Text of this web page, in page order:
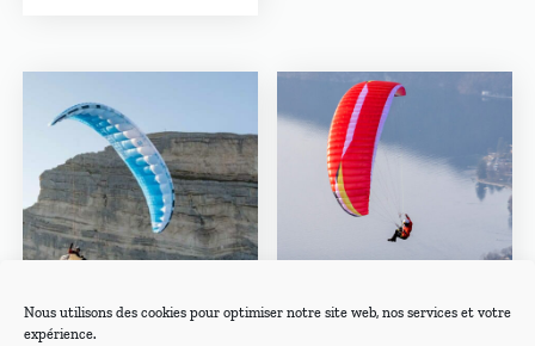
Nous utilisons des cookies pour optimiser notre site web, nos services et votre
expérience.
Dudek HIKE &